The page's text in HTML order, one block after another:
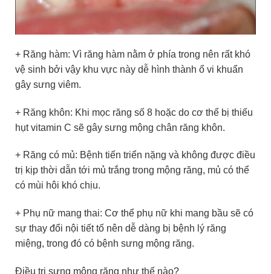
+ Răng hàm: Vì răng hàm nằm ở phía trong nên rất khó
vệ sinh bởi vậy khu vực này dễ hình thành ổ vi khuẩn
gây sưng viêm.
+ Răng khôn: Khi mọc răng số 8 hoặc do cơ thể bị thiếu
hụt vitamin C sẽ gây sưng mộng chân răng khôn.
+ Răng có mủ: Bệnh tiến triển nặng và không được điều
trị kịp thời dẫn tới mủ trắng trong mộng răng, mủ có thể
có mùi hôi khó chịu.
+ Phụ nữ mang thai: Cơ thể phụ nữ khi mang bầu sẽ có
sự thay đổi nội tiết tố nên dễ dàng bị bệnh lý răng
miệng, trong đó có bệnh sưng mộng răng.
Điều trị sưng mộng răng như thế nào?